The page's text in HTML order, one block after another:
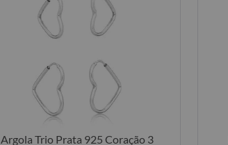
Argola Trio Prata 925 Coração 3